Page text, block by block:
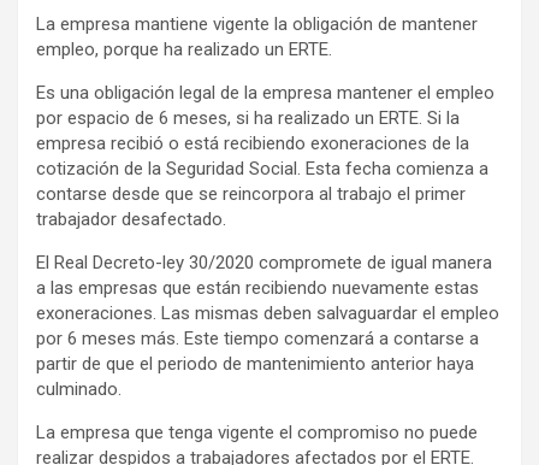
La empresa mantiene vigente la obligación de mantener
empleo, porque ha realizado un ERTE.
Es una obligación legal de la empresa mantener el empleo
por espacio de 6 meses, si ha realizado un ERTE. Si la
empresa recibió o está recibiendo exoneraciones de la
cotización de la Seguridad Social. Esta fecha comienza a
contarse desde que se reincorpora al trabajo el primer
trabajador desafectado.
El Real Decreto-ley 30/2020 compromete de igual manera
a las empresas que están recibiendo nuevamente estas
exoneraciones. Las mismas deben salvaguardar el empleo
por 6 meses más. Este tiempo comenzará a contarse a
partir de que el periodo de mantenimiento anterior haya
culminado.
La empresa que tenga vigente el compromiso no puede
realizar despidos a trabajadores afectados por el ERTE.